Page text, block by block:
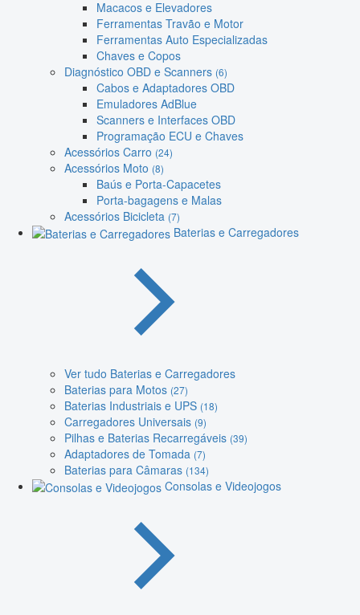
Macacos e Elevadores
Ferramentas Travão e Motor
Ferramentas Auto Especializadas
Chaves e Copos
Diagnóstico OBD e Scanners (6)
Cabos e Adaptadores OBD
Emuladores AdBlue
Scanners e Interfaces OBD
Programação ECU e Chaves
Acessórios Carro (24)
Acessórios Moto (8)
Baús e Porta-Capacetes
Porta-bagagens e Malas
Acessórios Bicicleta (7)
Baterias e Carregadores
Ver tudo Baterias e Carregadores
Baterias para Motos (27)
Baterias Industriais e UPS (18)
Carregadores Universais (9)
Pilhas e Baterias Recarregáveis (39)
Adaptadores de Tomada (7)
Baterias para Câmaras (134)
Consolas e Videojogos